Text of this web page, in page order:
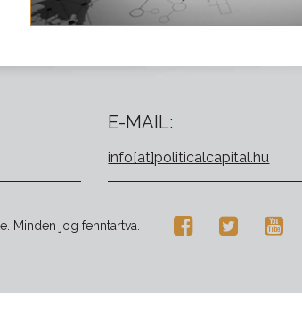
E-MAIL:
info[at]politicalcapital.hu
Minden jog fenntartva.